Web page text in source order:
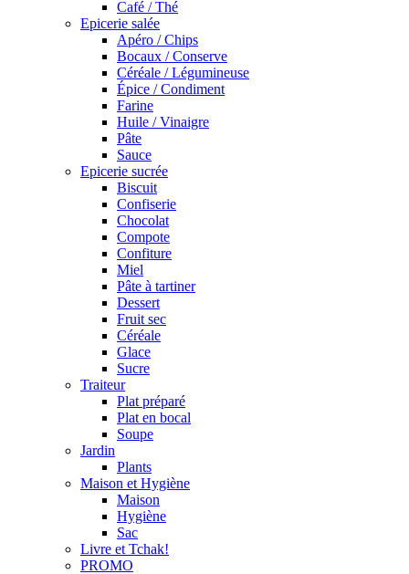
Café / Thé
Epicerie salée
Apéro / Chips
Bocaux / Conserve
Céréale / Légumineuse
Épice / Condiment
Farine
Huile / Vinaigre
Pâte
Sauce
Epicerie sucrée
Biscuit
Confiserie
Chocolat
Compote
Confiture
Miel
Pâte à tartiner
Dessert
Fruit sec
Céréale
Glace
Sucre
Traiteur
Plat préparé
Plat en bocal
Soupe
Jardin
Plants
Maison et Hygiène
Maison
Hygiène
Sac
Livre et Tchak!
PROMO